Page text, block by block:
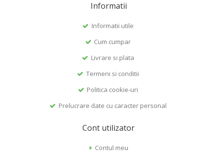
Informatii
Informatii utile
Cum cumpar
Livrare si plata
Termeni si conditii
Politica cookie-uri
Prelucrare date cu caracter personal
Cont utilizator
Contul meu